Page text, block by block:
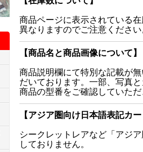
商品ページに表示されている
異なりますのでご注意ください
【商品名と商品画像について】
商品説明欄にて特別な記載が
だいております。一部、写真
商品の型番をご確認していた
【アジア圏向け日本語表記カー
シークレットレアなど「アジ
しておりません。